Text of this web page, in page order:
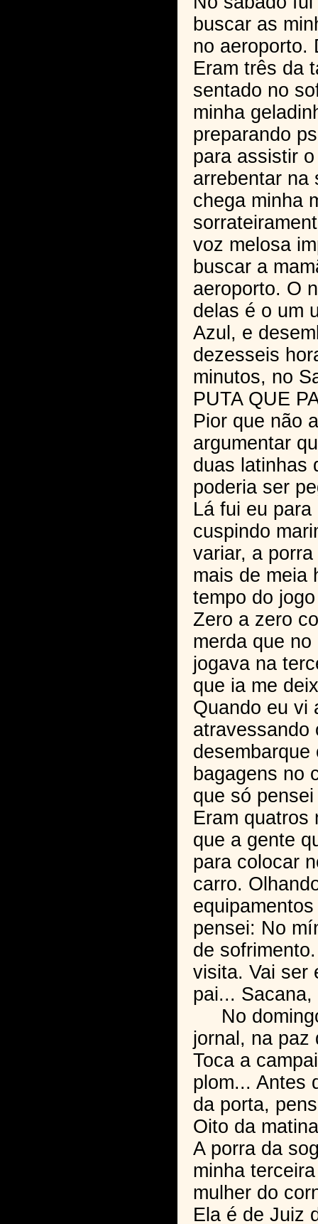
buscar as
no aeroporto.
Eram três da
sentado no
minha
preparando
para assistir
arrebentar na
chega minha
voz melosa
buscar a
aeroporto. O
delas é o um
Azul, e
dezesseis
minutos, no
PUTA QUE
Pior que não
argumentar
duas latinhas
poderia ser
Lá fui eu
cuspindo
variar, a
mais de meia
tempo do
Zero a zero
merda que
jogava na
que ia me
Quando eu vi
atravessando
desembarque
bagagens no
que só
Eram quatros
que a gente
para colocar
carro.
pensei: No
de
visita. Vai ser
pai...
No
jornal, na paz
Toca a
plom... Antes
da porta,
Oito da
A porra da
minha
mulher do
Ela é de Juiz